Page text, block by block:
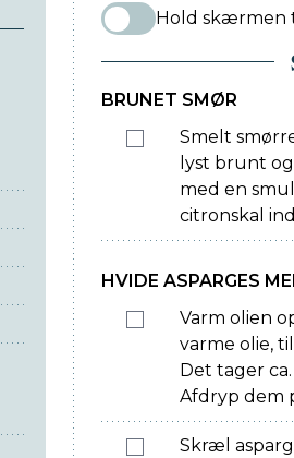
Hold
BRUNET SMØR
Smelt
lyst brunt
med en
citronskal
HVIDE ASPARGES
Varm olien
varme olie,
Det tager
Afdryp dem
Skræl